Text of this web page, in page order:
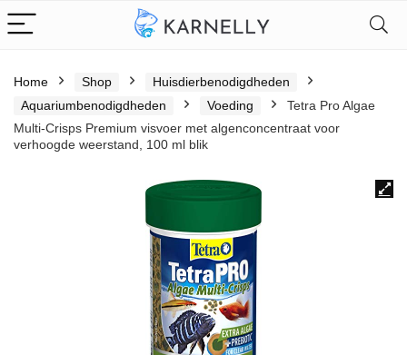
Home Shop
Huisdierbenodigdheden
Aquariumbenodigdheden
Voeding
Tetra Pro Algae
Multi-Crisps Premium visvoer met algenconcentraat voor
verhoogde weerstand, 100 ml blik